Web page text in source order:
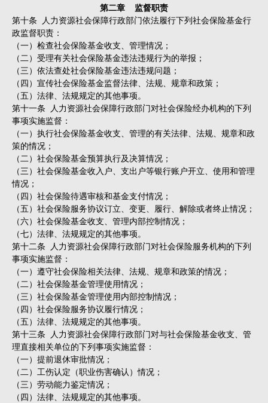
第二章 监督职责
第十条 人力资源社会保障行政部门依法履行下列社会保险基金行
政监督职责：
（一）检查社会保险基金收支、管理情况；
（二）受理有关社会保险基金违法违规行为的举报；
（三）依法查处社会保险基金违法违规问题；
（四）宣传社会保险基金监督法律、法规、规章和政策；
（五）法律、法规规定的其他事项。
第十一条 人力资源社会保障行政部门对社会保险经办机构的下列
事项实施监督：
（一）执行社会保险基金收支、管理的有关法律、法规、规章和政
策的情况；
（二）社会保险基金预算执行及决算情况；
（三）社会保险基金收入户、支出户等银行账户开立、使用和管理
情况；
（四）社会保险待遇审核和基金支付情况；
（五）社会保险服务协议订立、变更、履行、解除或者终止情况；
（六）社会保险基金收支、管理内部控制情况；
（七）法律、法规规定的其他事项。
第十二条 人力资源社会保障行政部门对社会保险服务机构的下列
事项实施监督：
（一）遵守社会保险相关法律、法规、规章和政策的情况；
（二）社会保险基金管理使用情况；
（三）社会保险基金管理使用内部控制情况；
（四）社会保险服务协议履行情况；
（五）法律、法规规定的其他事项。
第十三条 人力资源社会保障行政部门对与社会保险基金收支、管
理直接相关单位的下列事项实施监督：
（一）提前退休审批情况；
（二）工伤认定（职业伤害确认）情况；
（三）劳动能力鉴定情况；
（四）法律、法规规定的其他事项。